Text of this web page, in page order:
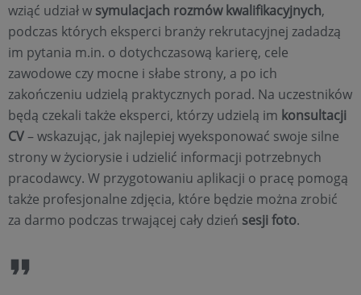
wziąć udział w symulacjach rozmów kwalifikacyjnych,
podczas których eksperci branży rekrutacyjnej zadadzą
im pytania m.in. o dotychczasową karierę, cele
zawodowe czy mocne i słabe strony, a po ich
zakończeniu udzielą praktycznych porad. Na uczestników
będą czekali także eksperci, którzy udzielą im konsultacji
CV– wskazując, jak najlepiej wyeksponować swoje silne
strony w życiorysie i udzielić informacji potrzebnych
pracodawcy. W przygotowaniu aplikacji o pracę pomogą
także profesjonalne zdjęcia, które będzie można zrobić
za darmo podczas trwającej cały dzień sesji foto.